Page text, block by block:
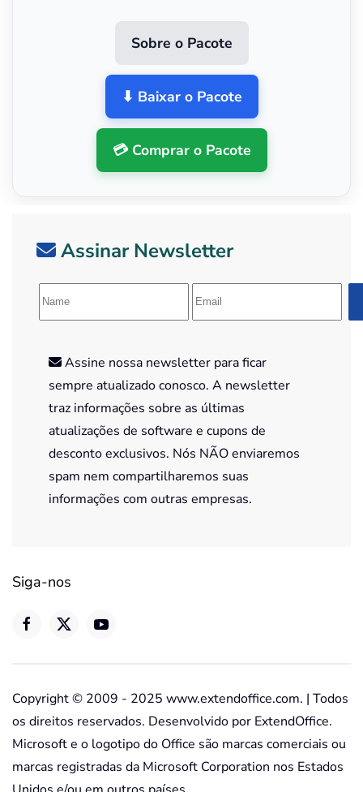
Sobre o Pacote
⬇ Baixar o Pacote
💳 Comprar o Pacote
Assinar Newsletter
Assine nossa newsletter para ficar
sempre atualizado conosco. A newsletter
traz informações sobre as últimas
atualizações de software e cupons de
desconto exclusivos. Nós NÃO enviaremos
spam nem compartilharemos suas
informações com outras empresas.
Siga-nos
Copyright © 2009 - 2025 www.extendoffice.com. | Todos
os direitos reservados. Desenvolvido por ExtendOffice.
Microsoft e o logotipo do Office são marcas comerciais ou
marcas registradas da Microsoft Corporation nos Estados